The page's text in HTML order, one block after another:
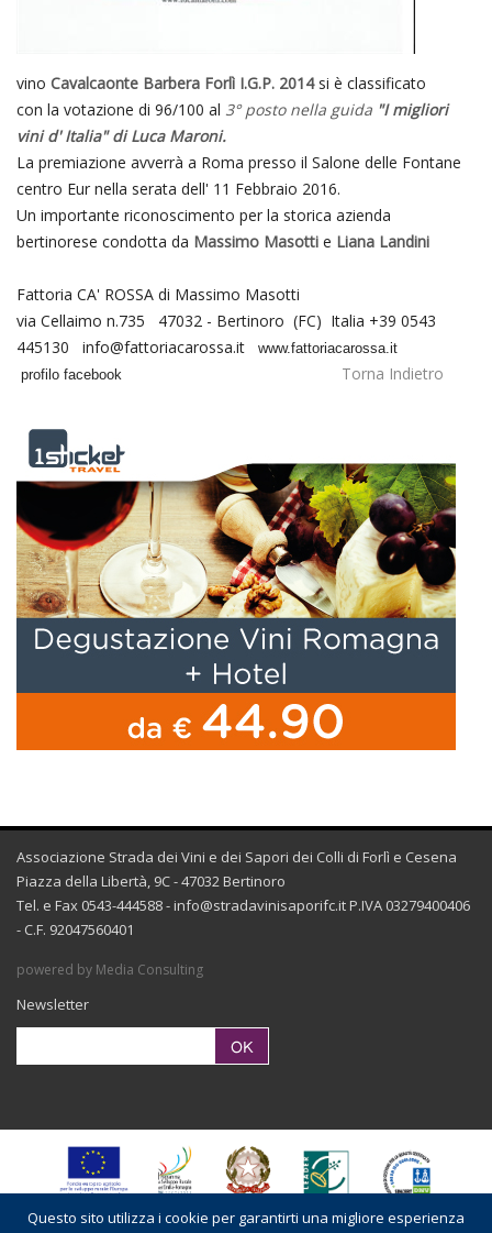
vino Cavalcaonte Barbera Forlì I.G.P. 2014 si è classificato
con la votazione di 96/100 al 3° posto nella guida "I migliori
vini d' Italia" di Luca Maroni.
La premiazione avverrà a Roma presso il Salone delle Fontane
centro Eur nella serata dell' 11 Febbraio 2016.
Un importante riconoscimento per la storica azienda
bertinorese condotta da Massimo Masotti e Liana Landini
Fattoria CA' ROSSA di Massimo Masotti
via Cellaimo n.735 47032 - Bertinoro (FC) Italia +39 0543
445130 info@fattoriacarossa.it
www.fattoriacarossa.it
profilo facebook
Torna Indietro
Associazione Strada dei Vini e dei Sapori dei Colli di Forlì e Cesena
Piazza della Libertà, 9C - 47032 Bertinoro
Tel. e Fax 0543-444588 - info@stradavinisaporifc.it P.IVA 03279400406
- C.F. 92047560401
powered by Media Consulting
Newsletter
Questo sito utilizza i cookie per garantirti una migliore esperienza